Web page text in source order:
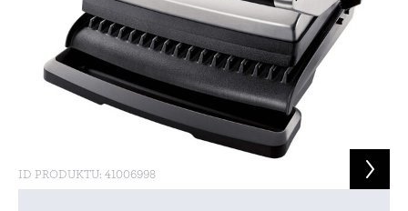
ID PRODUKTU: 41006998